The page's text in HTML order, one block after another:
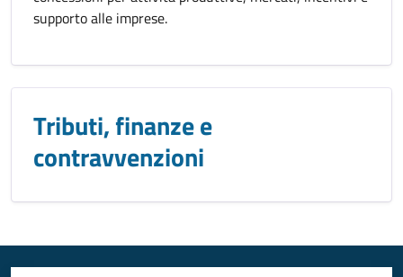
supporto alle imprese.
Tributi, finanze e
contravvenzioni